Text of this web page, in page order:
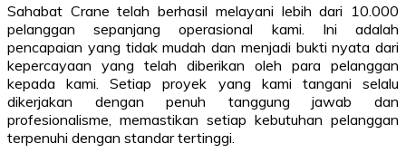
Sahabat Crane telah berhasil melayani lebih dari 10.000
pelanggan sepanjang operasional kami. Ini adalah
pencapaian yang tidak mudah dan menjadi bukti nyata dari
kepercayaan yang telah diberikan oleh para pelanggan
kepada kami. Setiap proyek yang kami tangani selalu
dikerjakan dengan penuh tanggung jawab dan
profesionalisme, memastikan setiap kebutuhan pelanggan
terpenuhi dengan standar tertinggi.